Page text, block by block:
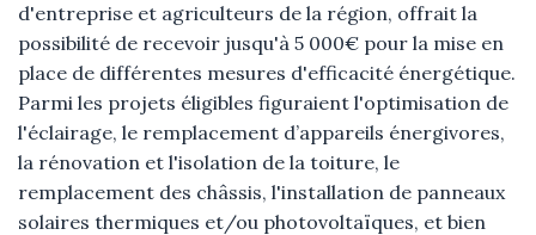
d'entreprise et agriculteurs de la région, offrait la
possibilité de recevoir jusqu'à 5 000€ pour la mise en
place de différentes mesures d'efficacité énergétique.
Parmi les projets éligibles figuraient l'optimisation de
l'éclairage, le remplacement d’appareils énergivores,
la rénovation et l'isolation de la toiture, le
remplacement des châssis, l'installation de panneaux
solaires thermiques et/ou photovoltaïques, et bien